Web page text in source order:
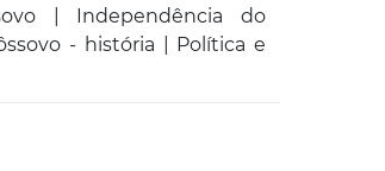
| Independência do
- história | Política e